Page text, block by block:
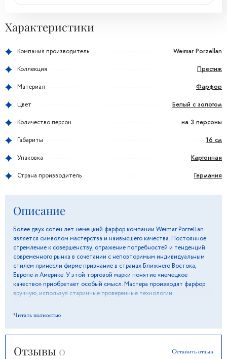
Характеристики
Компания производитель Weimar Porzellan
Коллекция Престиж
Материал Фарфор
Цвет Белый с золотом
Количество персон на 3 персоны
Габариты 16 см
Упаковка Картонная
Страна производитель Германия
Описание
Более двух сотен лет немецкий фарфор компании Weimar Porzellan
является символом мастерства и наивысшего качества. Постоянное
стремление к совершенству, отражение потребностей и тенденций
современного рынка в сочетании с неповторимым индивидуальным
стилем принесли фирме признание в странах Ближнего Востока,
Европе и Америке. У этой торговой марки понятие «немецкое
качество» приобретает особый смысл. Мастера производят фарфор
вручную, используя старинные проверенные технологии.
ощущение вкуса и элегантности, а особая глазурь поможет сохранить
Читать полностью
Отзывы 0 Оставить отзыв